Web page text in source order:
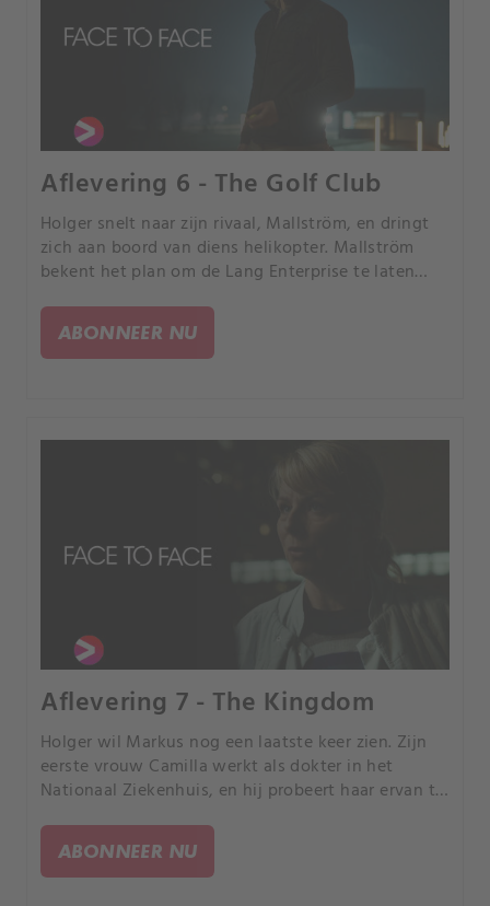
Aflevering 6 - The Golf Club
Holger snelt naar zijn rivaal, Mallström, en dringt
zich aan boord van diens helikopter. Mallström
bekent het plan om de Lang Enterprise te laten
anders van plan was.
ABONNEER NU
Aflevering 7 - The Kingdom
Holger wil Markus nog een laatste keer zien. Zijn
eerste vrouw Camilla werkt als dokter in het
Nationaal Ziekenhuis, en hij probeert haar ervan te
lijkenhuis.
ABONNEER NU